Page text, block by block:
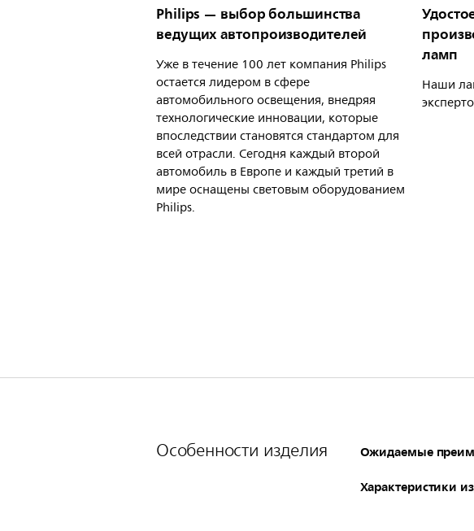
Philips — выбор большинства
ведущих автопроизводителей
Уже в течение 100 лет компания Philips
остается лидером в сфере
автомобильного освещения, внедряя
технологические инновации, которые
впоследствии становятся стандартом для
всей отрасли. Сегодня каждый второй
автомобиль в Европе и каждый третий в
мире оснащены световым оборудованием
Philips.
ламп
Наши
Особенности изделия Ожидаемые
Характеристики